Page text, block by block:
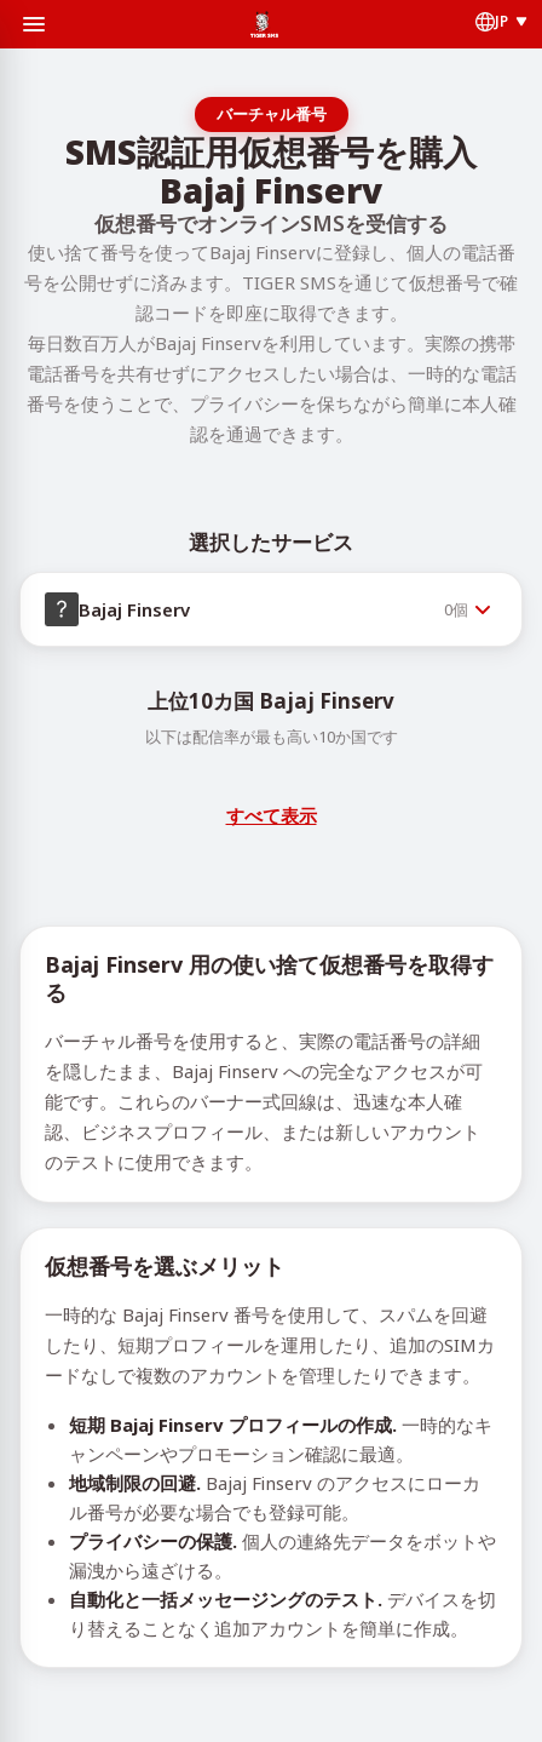
JP
バーチャル番号
SMS認証用仮想番号を購入
Bajaj Finserv
仮想番号でオンラインSMSを受信する
使い捨て番号を使ってBajaj Finservに登録し、個人の電話番
号を公開せずに済みます。TIGER SMSを通じて仮想番号で確
認コードを即座に取得できます。
毎日数百万人がBajaj Finservを利用しています。実際の携帯
電話番号を共有せずにアクセスしたい場合は、一時的な電話
番号を使うことで、プライバシーを保ちながら簡単に本人確
認を通過できます。
選択したサービス
Bajaj Finserv 0個
上位10カ国 Bajaj Finserv
以下は配信率が最も高い10か国です
すべて表示
Bajaj Finserv 用の使い捨て仮想番号を取得す
る
バーチャル番号を使用すると、実際の電話番号の詳細
を隠したまま、Bajaj Finserv への完全なアクセスが可
能です。これらのバーナー式回線は、迅速な本人確
認、ビジネスプロフィール、または新しいアカウント
のテストに使用できます。
仮想番号を選ぶメリット
一時的な Bajaj Finserv 番号を使用して、スパムを回避
したり、短期プロフィールを運用したり、追加のSIMカ
ードなしで複数のアカウントを管理したりできます。
短期 Bajaj Finserv プロフィールの作成. 一時的なキ
ャンペーンやプロモーション確認に最適。
地域制限の回避. Bajaj Finserv のアクセスにローカ
ル番号が必要な場合でも登録可能。
プライバシーの保護. 個人の連絡先データをボットや
漏洩から遠ざける。
自動化と一括メッセージングのテスト. デバイスを切
り替えることなく追加アカウントを簡単に作成。